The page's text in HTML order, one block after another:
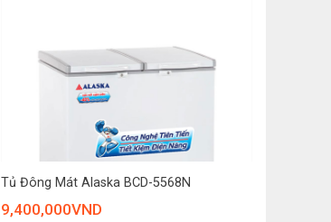
Tủ Đông Mát Alaska BCD-5568N
9,400,000VND